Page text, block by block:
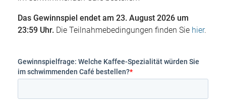
Das Gewinnspiel endet am 23. August 2026 um
23:59 Uhr. Die Teilnahmebedingungen finden Sie hier.
Gewinnspielfrage: Welche Kaffee-Spezialität würden Sie
im schwimmenden Café bestellen?*